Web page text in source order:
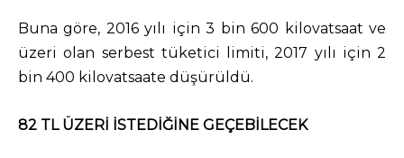
Buna göre, 2016 yılı için 3 bin 600 kilovatsaat ve
üzeri olan serbest tüketici limiti, 2017 yılı için 2
bin 400 kilovatsaate düşürüldü.
82 TL ÜZERİ İSTEDİĞİNE GEÇEBİLECEK